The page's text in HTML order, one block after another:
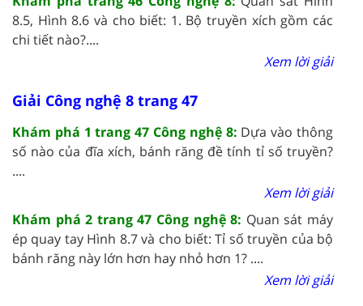
8.5, Hình 8.6 và cho biết: 1. Bộ truyền xích gồm các
chi tiết nào?....
Xem lời giải
Giải Công nghệ 8 trang 47
Khám phá 1 trang 47 Công nghệ 8: Dựa vào thông
số nào của đĩa xích, bánh răng đề tính tỉ số truyền?
....
Xem lời giải
Khám phá 2 trang 47 Công nghệ 8: Quan sát máy
ép quay tay Hình 8.7 và cho biết: Tỉ số truyền của bộ
bánh răng này lớn hơn hay nhỏ hơn 1? ....
Xem lời giải